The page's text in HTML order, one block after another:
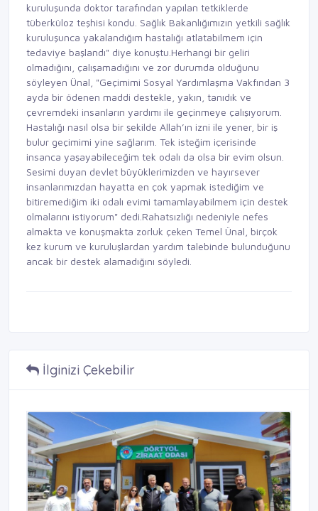
kuruluşunda doktor tarafından yapılan tetkiklerde
tüberküloz teşhisi kondu. Sağlık Bakanlığımızın yetkili sağlık
kuruluşunca yakalandığım hastalığı atlatabilmem için
tedaviye başlandı" diye konuştu.Herhangi bir geliri
olmadığını, çalışamadığını ve zor durumda olduğunu
söyleyen Ünal, "Geçimimi Sosyal Yardımlaşma Vakfından 3
ayda bir ödenen maddi destekle, yakın, tanıdık ve
çevremdeki insanların yardımı ile geçinmeye çalışıyorum.
Hastalığı nasıl olsa bir şekilde Allah’ın izni ile yener, bir iş
bulur geçimimi yine sağlarım. Tek isteğim içerisinde
insanca yaşayabileceğim tek odalı da olsa bir evim olsun.
Sesimi duyan devlet büyüklerimizden ve hayırsever
insanlarımızdan hayatta en çok yapmak istediğim ve
bitiremediğim iki odalı evimi tamamlayabilmem için destek
olmalarını istiyorum" dedi.Rahatsızlığı nedeniyle nefes
almakta ve konuşmakta zorluk çeken Temel Ünal, birçok
kez kurum ve kuruluşlardan yardım talebinde bulunduğunu
ancak bir destek alamadığını söyledi.
İlginizi Çekebilir